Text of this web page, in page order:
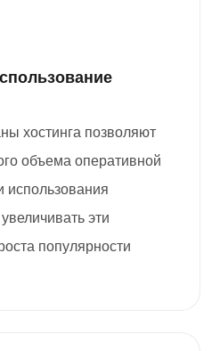
хостинга позволяют
объема оперативной
использования
эти
популярности